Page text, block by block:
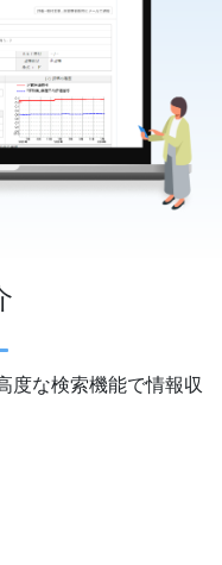
度な検索機能で情報収